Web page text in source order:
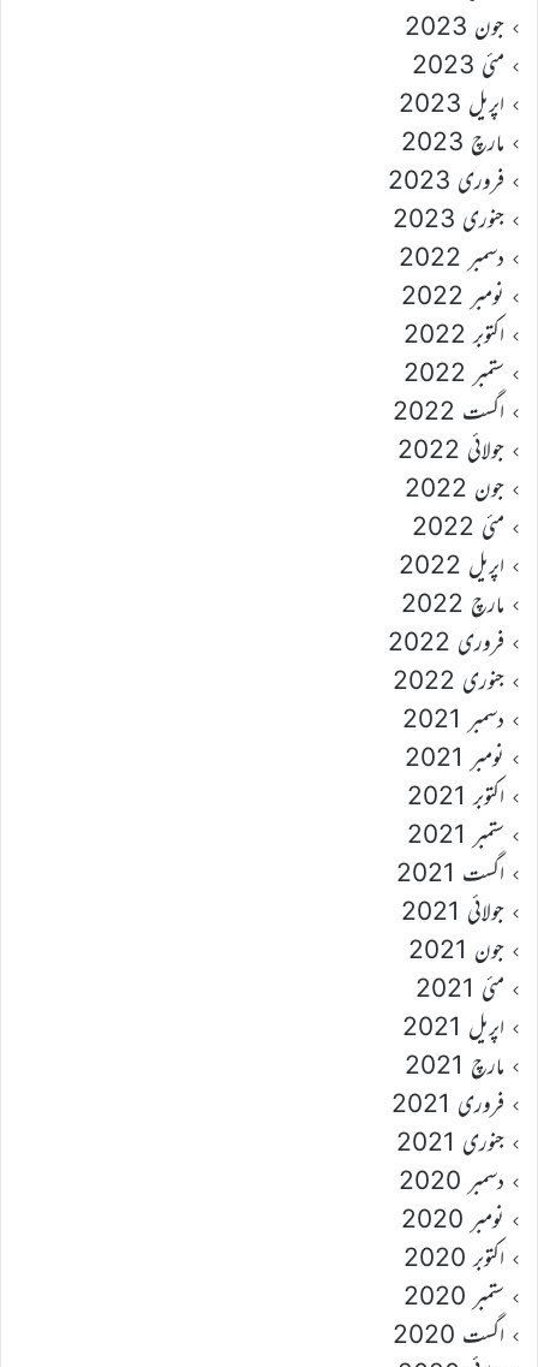
جون 2023
مئی 2023
اپریل 2023
مارچ 2023
فروری 2023
جنوری 2023
دسمبر 2022
نومبر 2022
اکتوبر 2022
ستمبر 2022
اگست 2022
جولائی 2022
جون 2022
مئی 2022
اپریل 2022
مارچ 2022
فروری 2022
جنوری 2022
دسمبر 2021
نومبر 2021
اکتوبر 2021
ستمبر 2021
اگست 2021
جولائی 2021
جون 2021
مئی 2021
اپریل 2021
مارچ 2021
فروری 2021
جنوری 2021
دسمبر 2020
نومبر 2020
اکتوبر 2020
ستمبر 2020
اگست 2020